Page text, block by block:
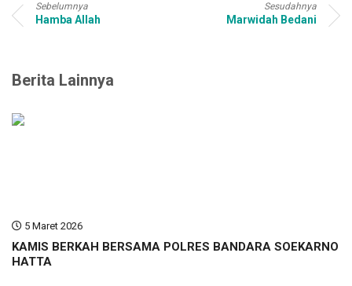
Sebelumnya
Hamba Allah
Sesudahnya
Marwidah Bedani
Berita Lainnya
5 Maret 2026
KAMIS BERKAH BERSAMA POLRES BANDARA SOEKARNO
HATTA